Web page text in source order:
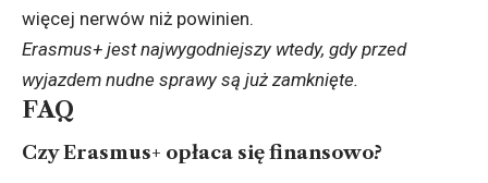
więcej nerwów niż powinien.
Erasmus+ jest najwygodniejszy wtedy, gdy przed
wyjazdem nudne sprawy są już zamknięte.
FAQ
Czy Erasmus+ opłaca się finansowo?